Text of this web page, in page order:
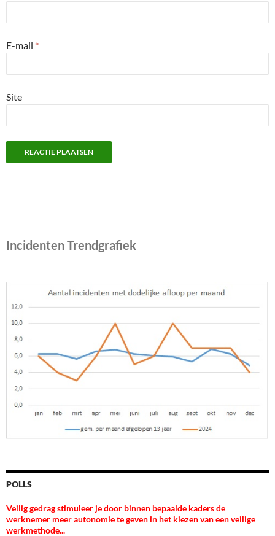
E-mail *
Site
Incidenten Trendgrafiek
POLLS
Veilig gedrag stimuleer je door binnen bepaalde kaders de
werknemer meer autonomie te geven in het kiezen van een veilige
werkmethode...